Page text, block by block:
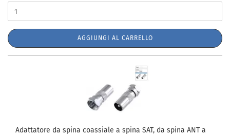
AGGIUNGI AL CARRELLO
Adattatore da spina coassiale a spina SAT, da spina ANT a